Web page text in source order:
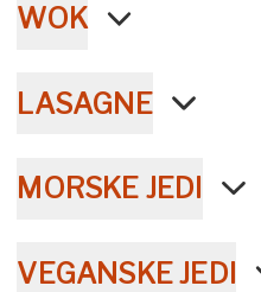
WOK
LASAGNE
MORSKE JEDI
VEGANSKE JEDI